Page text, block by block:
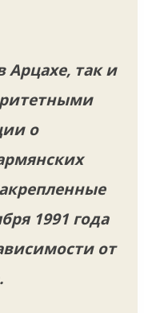
так и
о
1991 года
от